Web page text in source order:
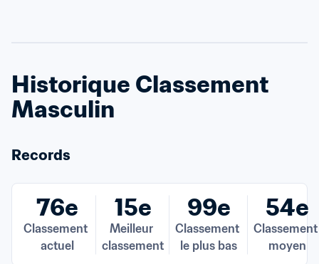
Historique Classement
Masculin
Records
76e
Classement
actuel
15e
Meilleur
classement
99e
Classement
le plus bas
54e
Classement
moyen